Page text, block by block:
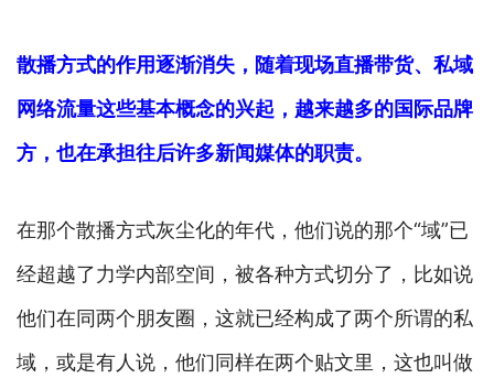
散播方式的作用逐渐消失，随着现场直播带货、私域
网络流量这些基本概念的兴起，越来越多的国际品牌
方，也在承担往后许多新闻媒体的职责。
在那个散播方式灰尘化的年代，他们说的那个“域”已
经超越了力学内部空间，被各种方式切分了，比如说
他们在同两个朋友圈，这就已经构成了两个所谓的私
域，或是有人说，他们同样在两个贴文里，这也叫做